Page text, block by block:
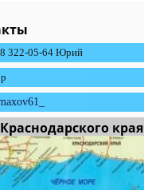
322-05-64 Юрий
края